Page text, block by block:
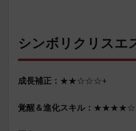
シンボリクリスエ
成長補正： ★★☆☆☆+
覚醒＆進化スキル：